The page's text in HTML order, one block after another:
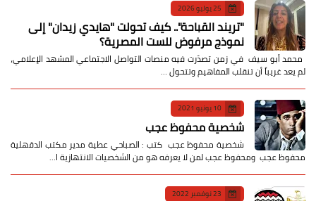
25 يوليو 2026
​"تريند القباحة".. كيف تحولت "هايدي زيدان" إلى
نموذج مرفوض للست المصرية؟
​ محمد أبو سيف ​في زمن تصدّرت فيه منصات التواصل الاجتماعي المشهد الإعلامي،
لم يعد غريباً أن تنقلب المفاهيم وتتحول …
10 يونيو 2021
شخصية محفوظ عجب
شخصية محفوظ عجب كتب : الصباحي عطية مدير مكتب الدقهلية
محفوظ عجب ومحفوظ عجب لمن لا يعرفه هو من الشخصيات الانتهازية ا…
23 نوفمبر 2022